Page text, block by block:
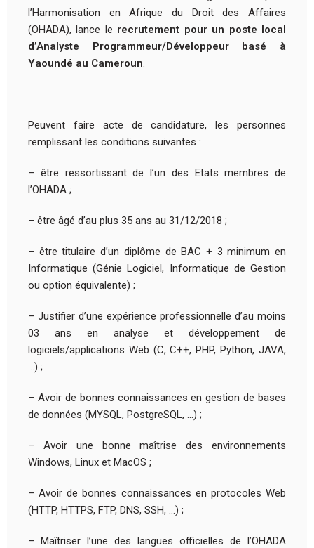
l’Harmonisation en Afrique du Droit des Affaires
(OHADA), lance le recrutement pour un poste local
d’Analyste Programmeur/Développeur basé à
Yaoundé au Cameroun.
Peuvent faire acte de candidature, les personnes
remplissant les conditions suivantes :
– être ressortissant de l’un des Etats membres de
l’OHADA ;
– être âgé d’au plus 35 ans au 31/12/2018 ;
– être titulaire d’un diplôme de BAC + 3 minimum en
Informatique (Génie Logiciel, Informatique de Gestion
ou option équivalente) ;
– Justifier d’une expérience professionnelle d’au moins
03 ans en analyse et développement de
logiciels/applications Web (C, C++, PHP, Python, JAVA,
…) ;
– Avoir de bonnes connaissances en gestion de bases
de données (MYSQL, PostgreSQL, …) ;
– Avoir une bonne maîtrise des environnements
Windows, Linux et MacOS ;
– Avoir de bonnes connaissances en protocoles Web
(HTTP, HTTPS, FTP, DNS, SSH, …) ;
– Maîtriser l’une des langues officielles de l’OHADA